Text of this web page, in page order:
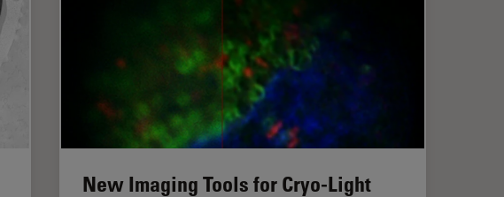
New Imaging Tools for Cryo-Light